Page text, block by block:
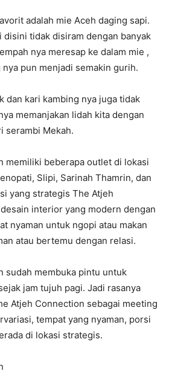
adalah mie Aceh daging sapi.
disini tidak disiram dengan banyak
nya meresap ke dalam mie ,
pun menjadi semakin gurih.
dan kari kambing nya juga tidak
memanjakan lidah kita dengan
serambi Mekah.
memiliki beberapa outlet di lokasi
Slipi, Sarinah Thamrin, dan
yang strategis The Atjeh
interior yang modern dengan
nyaman untuk ngopi atau makan
atau bertemu dengan relasi.
sudah membuka pintu untuk
jam tujuh pagi. Jadi rasanya
Atjeh Connection sebagai meeting
tempat yang nyaman, porsi
di lokasi strategis.